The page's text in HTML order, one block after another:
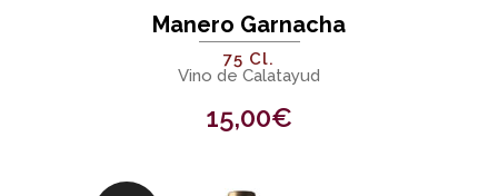
Manero Garnacha
75 Cl.
Vino de Calatayud
15,00€